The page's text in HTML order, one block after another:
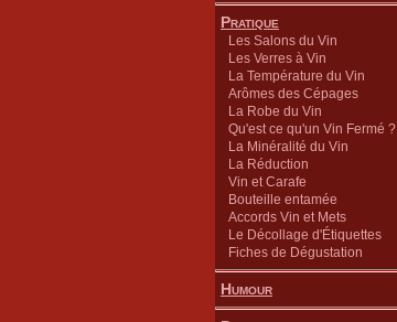
Pratique
Les Salons du Vin
Les Verres à Vin
La Température du Vin
Arômes des Cépages
La Robe du Vin
Qu'est ce qu'un Vin Fermé ?
La Minéralité du Vin
La Réduction
Vin et Carafe
Bouteille entamée
Accords Vin et Mets
Le Décollage d'Étiquettes
Fiches de Dégustation
Humour